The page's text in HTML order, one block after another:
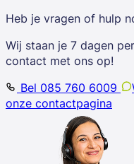
Heb je vragen of hulp
Wij staan je 7 dagen
contact met ons op!
Bel 085 760 6009
onze contactpagina